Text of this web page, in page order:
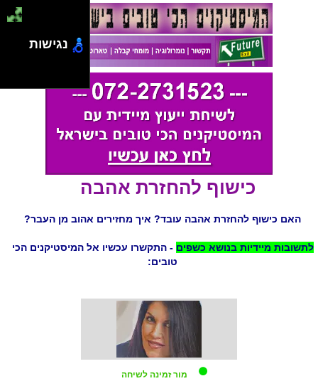
כישוף להחזרת אהבה
האם כישוף להחזרת אהבה עובד? איך מחזירים אהוב מן העבר?
לתשובות מיידיות בנושא כשפים - התקשרו עכשיו אל המיסטיקנים הכי
טובים:
מור זמינה לשיחה
נגישות